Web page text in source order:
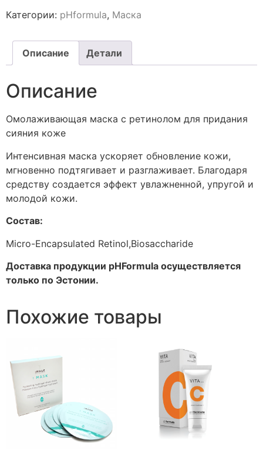
Категории: pHformula, Маска
Описание Детали
Описание
Омолаживающая маска с ретинолом для придания
сияния коже
Интенсивная маска ускоряет обновление кожи,
мгновенно подтягивает и разглаживает. Благодаря
средству создается эффект увлажненной, упругой и
молодой кожи.
Состав:
Micro-Encapsulated Retinol,Biosaccharide
Доставка продукции pHFormula осуществляется
только по Эстонии.
Похожие товары